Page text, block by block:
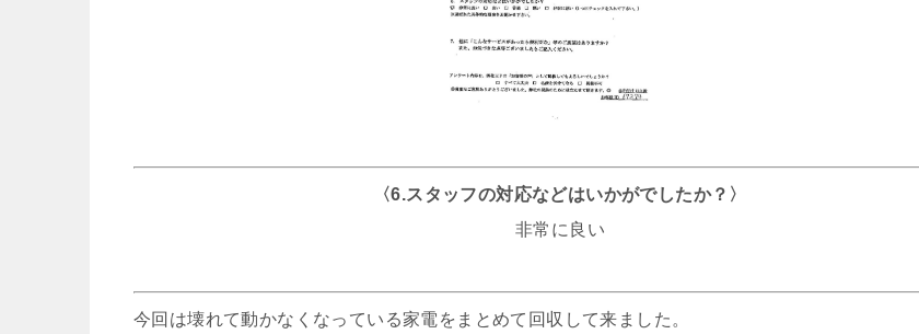
〈6.スタッフの対応などはいかがでしたか？〉
非常に良い
今回は壊れて動かなくなっている家電をまとめて回収して来ました。